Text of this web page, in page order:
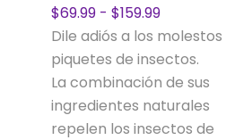
$69.99 - $159.99Rango
de
precios:
desde
$69.99
hasta
Dile adiós a los molestos
piquetes de insectos.
La combinación de sus
ingredientes naturales
repelen los insectos de